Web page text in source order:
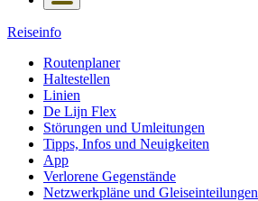
Reiseinfo
Routenplaner
Haltestellen
Linien
De Lijn Flex
Störungen und Umleitungen
Tipps, Infos und Neuigkeiten
App
Verlorene Gegenstände
Netzwerkpläne und Gleiseinteilungen